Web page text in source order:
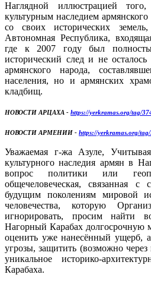
Наглядной иллюстрацией
культурным наследием
со своих исторических земель,
Автономная Республика,
где к 2007 году был
исторический след и не осталось
армянского народа,
населения, но и армянских
кладбищ.
НОВОСТИ АРЦАХА - https://yerkramas.org/tag/
НОВОСТИ АРМЕНИИ - https://yerkramas.org/
Уважаемая г-жа Азуле,
культурного наследия армян в
вопрос политики или
общечеловеческая, связанная с
будущим поколениям мировой
человечества, которую
игнорировать, просим найти
Нагорный Карабах
оценить уже нанесённый ущерб,
угрозы, защитить (возможно
уникальное историко-
Карабаха.